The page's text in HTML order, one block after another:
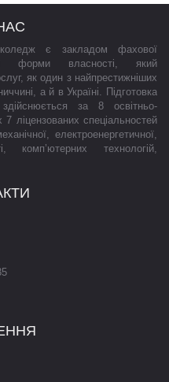
коледж є закладом фахової
форми власності, який
як один з найпрестижніших
а й в Україні. Підготовка
за 8 освітньо-
ліцензованих спеціальностей
електроенергетичної,
комп’ютерних технологій,